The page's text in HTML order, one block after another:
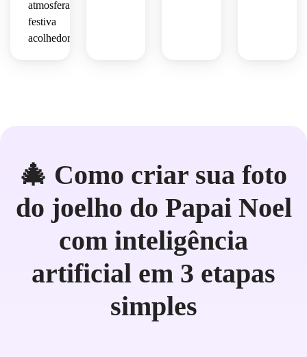
atmosfera
festiva
acolhedora.
🎄 Como criar sua foto
do joelho do Papai Noel
com inteligência
artificial em 3 etapas
simples